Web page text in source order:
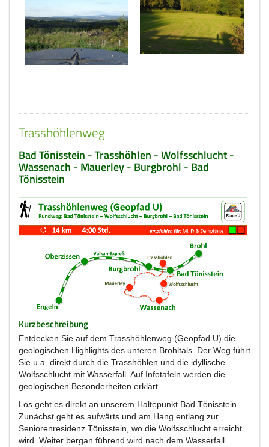
Trasshöhlenweg
Bad Tönisstein - Trasshöhlen - Wolfsschlucht -
Wassenach - Mauerley - Burgbrohl - Bad
Tönisstein
Kurzbeschreibung
Entdecken Sie auf dem Trasshöhlenweg (Geopfad U) die
geologischen Highlights des unteren Brohltals. Der Weg führt
Sie u.a. direkt durch die Trasshöhlen und die idyllische
Wolfsschlucht mit Wasserfall. Auf Infotafeln werden die
geologischen Besonderheiten erklärt.
Los geht es direkt an unserem Haltepunkt Bad Tönisstein.
Zunächst geht es aufwärts und am Hang entlang zur
Seniorenresidenz Tönisstein, wo die Wolfsschlucht erreicht
wird. Weiter bergan führend wird nach dem Wasserfall